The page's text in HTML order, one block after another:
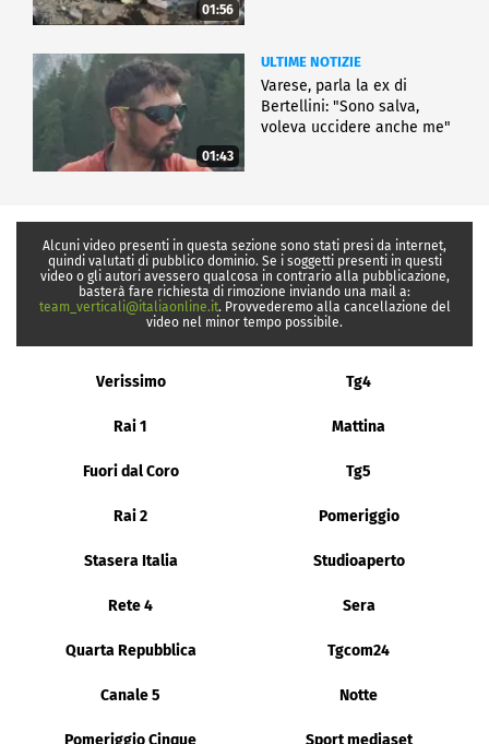
01:56
01:43
ULTIME NOTIZIE
Varese, parla la ex di
Bertellini: "Sono salva,
voleva uccidere anche me"
Alcuni video presenti in questa sezione sono stati presi da internet,
quindi valutati di pubblico dominio. Se i soggetti presenti in questi
video o gli autori avessero qualcosa in contrario alla pubblicazione,
basterà fare richiesta di rimozione inviando una mail a:
team_verticali@italiaonline.it. Provvederemo alla cancellazione del
video nel minor tempo possibile.
Verissimo Tg4
Rai 1 Mattina
Fuori dal Coro Tg5
Rai 2 Pomeriggio
Stasera Italia Studioaperto
Rete 4 Sera
Quarta Repubblica Tgcom24
Canale 5 Notte
Pomeriggio Cinque Sport mediaset